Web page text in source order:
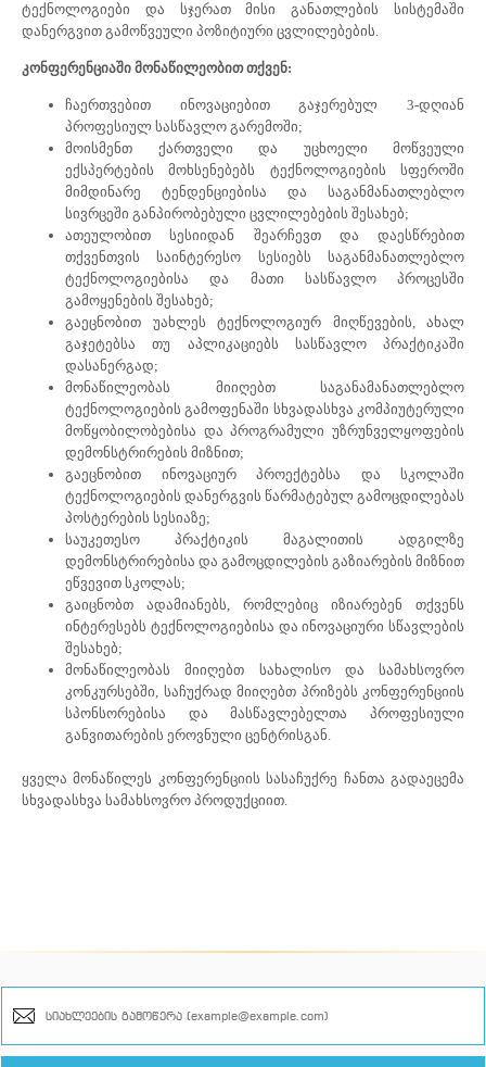
ტექნოლოგიები და სჯერათ მისი განათლების სისტემაში
დანერგვით გამოწვეული პოზიტიური ცვლილებების.
კონფერენციაში მონაწილეობით თქვენ:
ჩაერთვებით ინოვაციებით გაჯერებულ 3-დღიან
პროფესიულ სასწავლო გარემოში;
მოისმენთ ქართველი და უცხოელი მოწვეული
ექსპერტების მოხსენებებს ტექნოლოგიების სფეროში
მიმდინარე ტენდენციებისა და საგანმანათლებლო
სივრცეში განპირობებული ცვლილებების შესახებ;
ათეულობით სესიიდან შეარჩევთ და დაესწრებით
თქვენთვის საინტერესო სესიებს საგანმანათლებლო
ტექნოლოგიებისა და მათი სასწავლო პროცესში
გამოყენების შესახებ;
გაეცნობით უახლეს ტექნოლოგიურ მიღწევების, ახალ
გაჯეტებსა თუ აპლიკაციებს სასწავლო პრაქტიკაში
დასანერგად;
მონაწილეობას მიიღებთ საგანამანათლებლო
ტექნოლოგიების გამოფენაში სხვადასხვა კომპიუტერული
მოწყობილობებისა და პროგრამული უზრუნველყოფების
დემონსტრირების მიზნით;
გაეცნობით ინოვაციურ პროექტებსა და სკოლაში
ტექნოლოგიების დანერგვის წარმატებულ გამოცდილებას
პოსტერების სესიაზე;
საუკეთესო პრაქტიკის მაგალითის ადგილზე
დემონსტრირებისა და გამოცდილების გაზიარების მიზნით
ეწვევით სკოლას;
გაიცნობთ ადამიანებს, რომლებიც იზიარებენ თქვენს
ინტერესებს ტექნოლოგიებისა და ინოვაციური სწავლების
შესახებ;
მონაწილეობას მიიღებთ სახალისო და სამახსოვრო
კონკურსებში, საჩუქრად მიიღებთ პრიზებს კონფერენციის
სპონსორებისა და მასწავლებელთა პროფესიული
განვითარების ეროვნული ცენტრისგან.
ყველა მონაწილეს კონფერენციის სასაჩუქრე ჩანთა გადაეცემა
სხვადასხვა სამახსოვრო პროდუქციით.